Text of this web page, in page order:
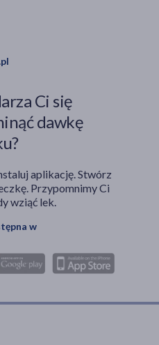
Ci się
dawkę
aplikację. Stwórz
Przypomnimy Ci
wziąć lek.
w